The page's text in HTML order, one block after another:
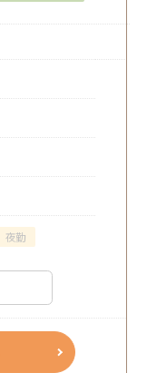
夜勤